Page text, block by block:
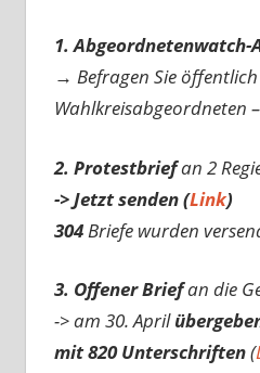
1. Abgeordnetenwatch-
→ Befragen Sie
Wahlkreisabgeordneten
2. Protestbriefan 2
-> Jetzt senden (Link)
304Briefe wurden
3. Offener Briefan die
-> am 30. April
mit 820 Unterschriften(